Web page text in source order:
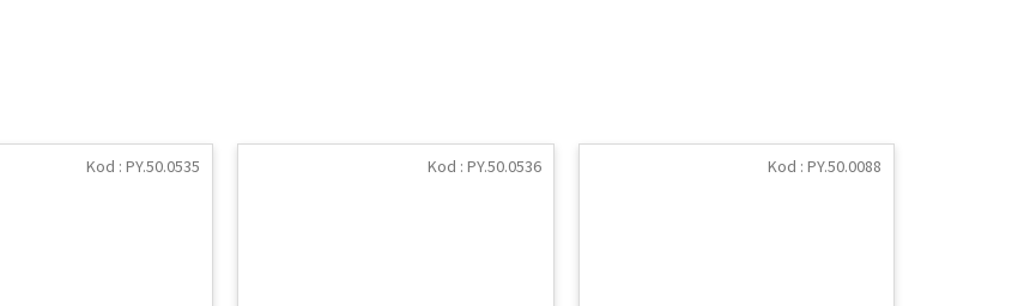
Kod : PY.50.0535 Kod : PY.50.0536 Kod : PY.50.0088